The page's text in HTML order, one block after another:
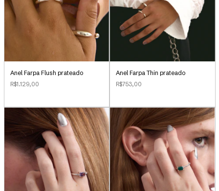
Anel Farpa Flush prateado
R$1.129,00
Anel Farpa Thin prateado
R$753,00